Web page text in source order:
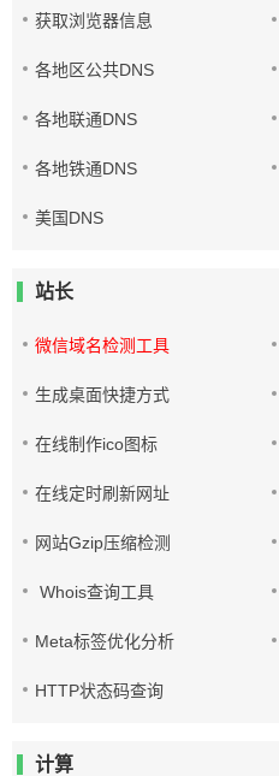
获取浏览器信息
各地区公共DNS
各地联通DNS
各地铁通DNS
美国DNS
站长
微信域名检测工具
生成桌面快捷方式
在线制作ico图标
在线定时刷新网址
网站Gzip压缩检测
Whois查询工具
Meta标签优化分析
HTTP状态码查询
计算